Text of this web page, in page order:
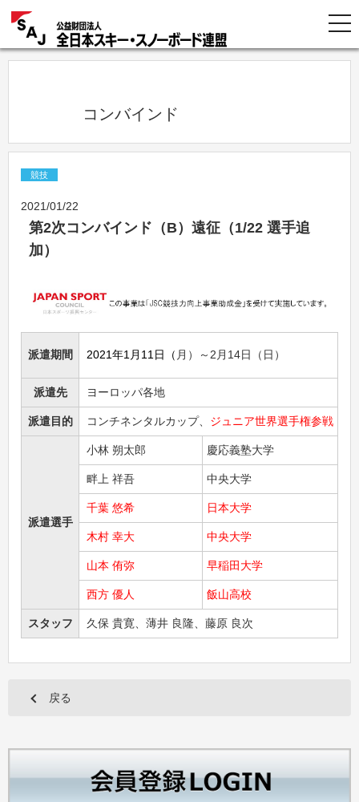
            コンバインド
競技
2021/01/22
第2次コンバインド（B）遠征（1/22 選手追
加）
派遣期間 2021年1月11日（ 月）～2月14日（日）
派遣先 ヨーロッパ各地
派遣目的 コンチネンタルカップ、 ジュニア世界選手権参戦
派遣選手
小林 朔太郎 慶応義塾大学
畔上 祥吾 中央大学
千葉 悠希 日本大学
木村 幸大 中央大学
山本 侑弥 早稲田大学
西方 優人 飯山高校
スタッフ 久保 貴寛、薄井 良隆、藤原 良次
戻る